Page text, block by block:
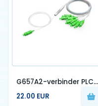
G657A2-verbinder PLC-
Koppler Abmessungen
1/8
22.00 EUR